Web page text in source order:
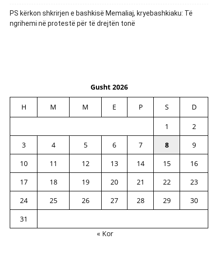
PS kërkon shkrirjen e bashkisë Memaliaj, kryebashkiaku: Të
ngrihemi në protestë për të drejtën tonë
Gusht 2026
H M M E P S D
1
2
3
4 5 6 7 8
9
10
11 12 13 14 15
16
17
18 19 20 21 22
23
24
25 26 27 28 29
30
31
« Kor